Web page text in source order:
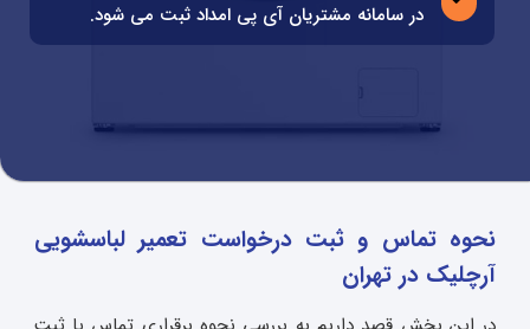
نحوه تماس و ثبت درخواست تعمیر لباسشویی
آرچلیک در تهران
در سامانه مشتریان آی پی امداد ثبت می شود.